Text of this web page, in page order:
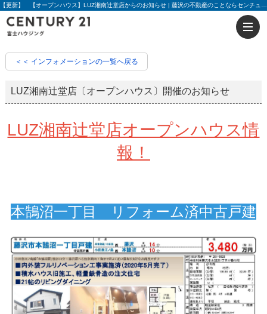
＜＜ インフォメーションの一覧へ戻る
LUZ湘南辻堂店〔オープンハウス〕開催のお知らせ
LUZ湘南辻堂店オープンハウス情
報！
本鵠沼一丁目 リフォーム済中古戸建